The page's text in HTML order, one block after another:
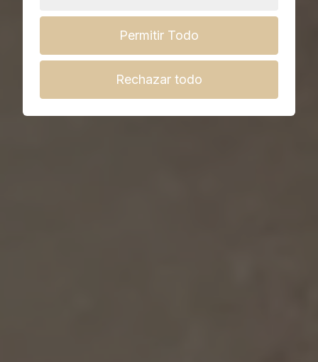
Permitir Todo
Rechazar todo